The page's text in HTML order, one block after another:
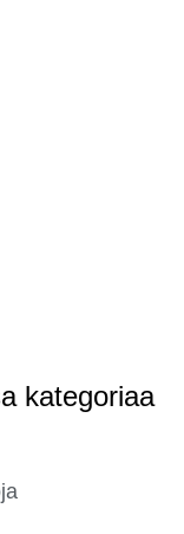
kategoriaa